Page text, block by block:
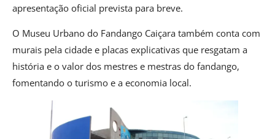
apresentação oficial prevista para breve.
O Museu Urbano do Fandango Caiçara também conta com
murais pela cidade e placas explicativas que resgatam a
história e o valor dos mestres e mestras do fandango,
fomentando o turismo e a economia local.